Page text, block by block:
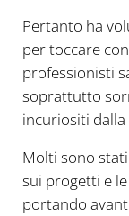
Pertanto ha
per toccare
professionisti
soprattutto
incuriositi dalla
Molti sono
sui progetti e
portando